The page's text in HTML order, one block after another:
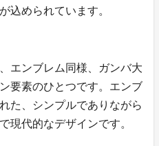
込められています。
エンブレム同様、ガンバ大
要素のひとつです。エンブ
た、シンプルでありながら
現代的なデザインです。